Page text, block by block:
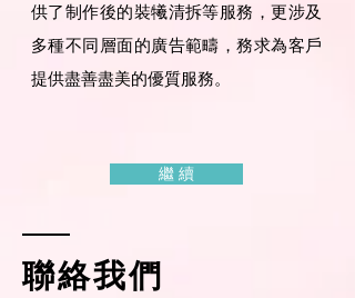
繼 續
供了制作後的裝犧清拆等服務，更涉及
多種不同層面的廣告範疇，務求為客戶
提供盡善盡美的優質服務。
聯絡我們